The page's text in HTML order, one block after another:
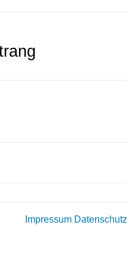
Impressum Datenschutz